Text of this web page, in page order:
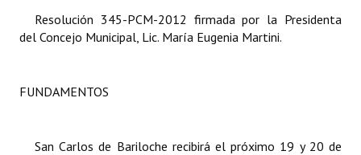
Actas de Sesión
Actas de Audiencias Públicas
Resolución 345-PCM-2012 firmada por la Presidenta
del Concejo Municipal, Lic. María Eugenia Martini.
FUNDAMENTOS
San Carlos de Bariloche recibirá el próximo 19 y 20 de